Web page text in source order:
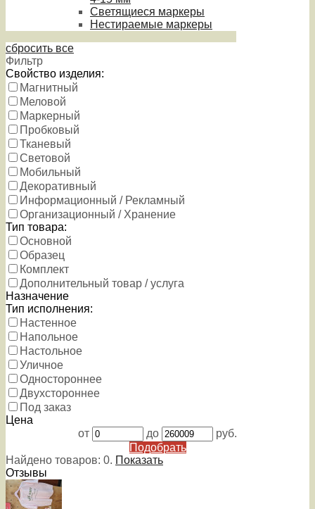
Светящиеся маркеры
Нестираемые маркеры
сбросить все
Фильтр
Свойство изделия:
Магнитный
Меловой
Маркерный
Пробковый
Тканевый
Световой
Мобильный
Декоративный
Информационный / Рекламный
Организационный / Хранение
Тип товара:
Основной
Образец
Комплект
Дополнительный товар / услуга
Назначение
Тип исполнения:
Настенное
Напольное
Настольное
Уличное
Одностороннее
Двухстороннее
Под заказ
Цена
от
до
руб.
Подобрать
Найдено товаров: 0. Показать
Отзывы